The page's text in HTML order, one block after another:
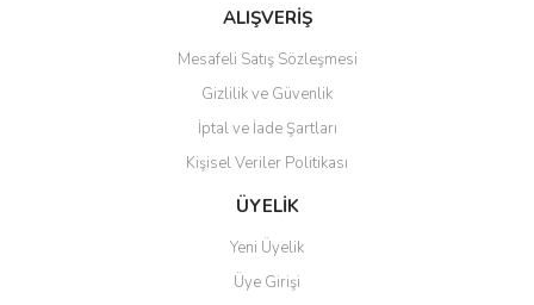
Bu ürüne benzer farklı alternatifler olmalı.
Gönder
ALIŞVERİŞ
Mesafeli Satış Sözleşmesi
Gizlilik ve Güvenlik
İptal ve İade Şartları
Kişisel Veriler Politikası
ÜYELİK
Yeni Üyelik
Üye Girişi